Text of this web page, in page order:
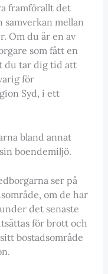
framförallt det
mellan
Om du är en av
som fått en
du tar dig tid att
för
Syd, i ett
bland annat
boendemiljö.
ser på
om de har
det senaste
för brott och
bostadsområde